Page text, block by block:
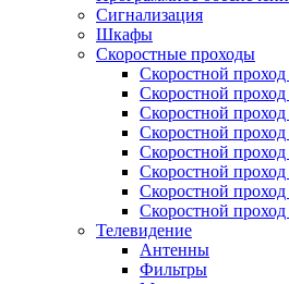
Сигнализация
Шкафы
Скоростные проходы
Скоростной
Скоростной
Скоростной
Скоростной
Скоростной
Скоростной
Скоростной
Скоростной
Телевидение
Антенны
Фильтры